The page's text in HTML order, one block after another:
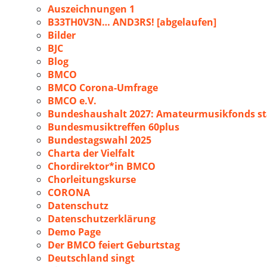
Auszeichnungen 1
B33TH0V3N… AND3RS! [abgelaufen]
Bilder
BJC
Blog
BMCO
BMCO Corona-Umfrage
BMCO e.V.
Bundeshaushalt 2027: Amateurmusikfonds
Bundesmusiktreffen 60plus
Bundestagswahl 2025
Charta der Vielfalt
Chordirektor*in BMCO
Chorleitungskurse
CORONA
Datenschutz
Datenschutzerklärung
Demo Page
Der BMCO feiert Geburtstag
Deutschland singt